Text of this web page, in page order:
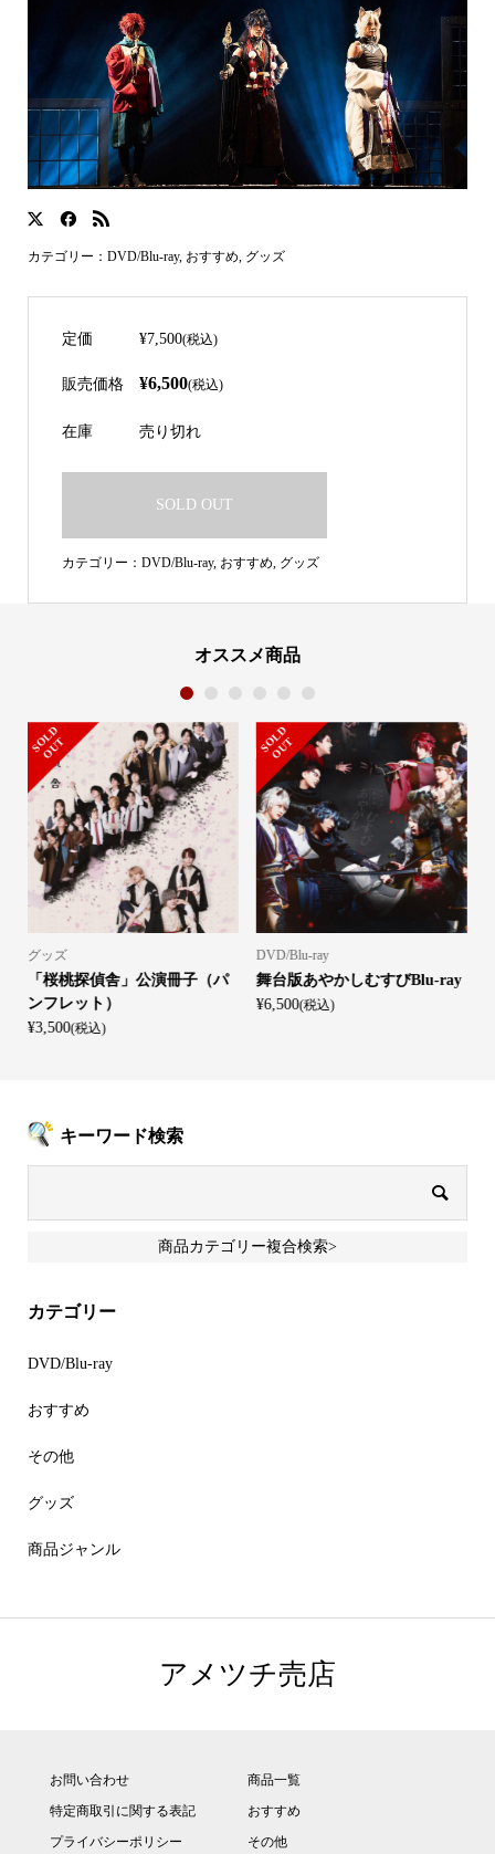
カテゴリー： DVD/Blu-ray, おすすめ グッズ
定価 ¥7,500(税込)
販売価格 ¥6,500(税込)
在庫 売り切れ
SOLD OUT
カテゴリー： DVD/Blu-ray, おすすめ グッズ
オススメ商品
S
O
L
D
O
U
T
グッズ
「桜桃探偵舎」公演冊子（パ
ンフレット）
¥3,500(税込)
S
O
L
D
O
U
T
DVD/Blu-ray
舞台版あやかしむすびBlu-ray
¥6,500(税込)
1 2 3 4 5 6
キーワード検索
商品カテゴリー複合検索>
カテゴリー
DVD/Blu-ray
おすすめ
その他
グッズ
商品ジャンル
アメツチ売店
お問い合わせ
特定商取引に関する表記
プライバシーポリシー
商品一覧
おすすめ
その他